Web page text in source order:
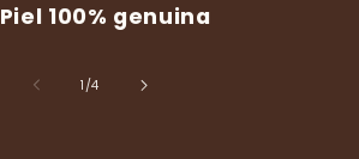
Piel 100% genuina
1 /de
4